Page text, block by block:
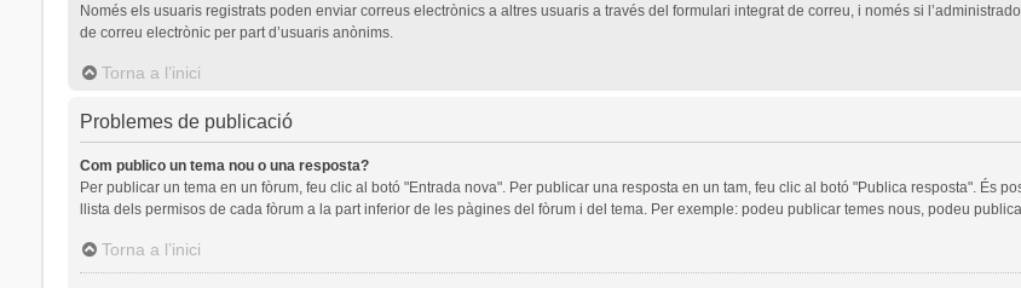
Només els usuaris registrats poden enviar correus electrònics a altres usuaris a través del formulari integrat de correu, i només si
de correu electrònic per part d’usuaris anònims.
Torna a l’inici
Problemes de publicació
Com publico un tema nou o una resposta?
Per publicar un tema en un fòrum, feu clic al botó "Entrada nova". Per publicar una resposta en un tam, feu clic al botó "Publica resposta". És
llista dels permisos de cada fòrum a la part inferior de les pàgines del fòrum i del tema. Per exemple: podeu publicar temes nous, podeu
Torna a l’inici